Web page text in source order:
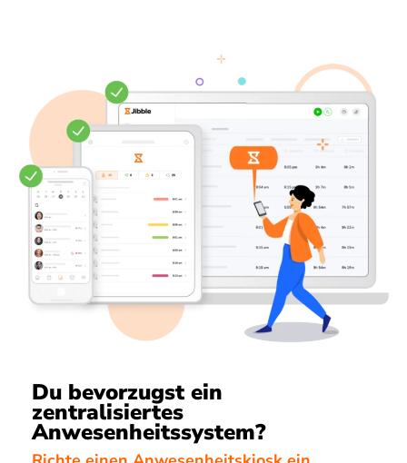
Du bevorzugst ein
zentralisiertes
Anwesenheitssystem?